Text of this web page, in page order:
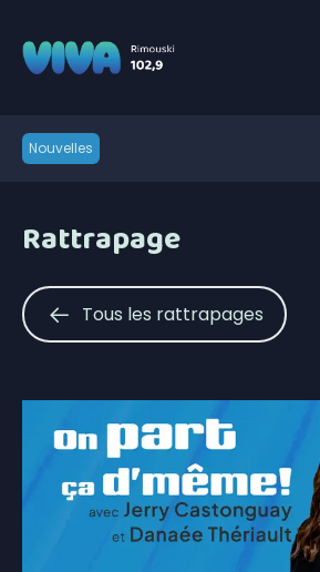
Nouvelles
Rattrapage
Tous les rattrapages